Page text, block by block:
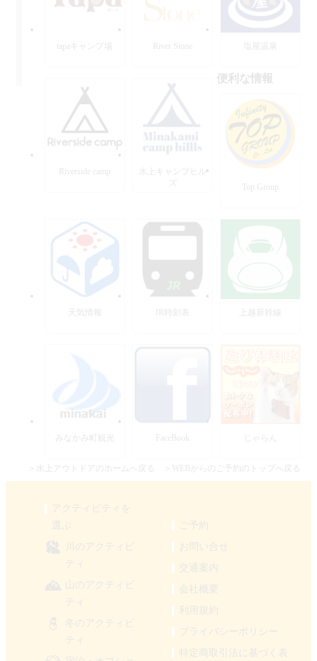
tapaキャンプ場 River Stone 塩屋温泉
Riverside camp
水上キャンプヒル
便利な情報
Top Group
天気情報 JR時刻表
みなかみ町観光 FaceBook じゃらん
＞水上アウトドアのホームへ戻る ＞WEBからのご予約のトップへ戻る
アクティビティを
川のアクティビ
ティ
山のアクティビ
ティ
冬のアクティビ
ティ
ご予約
お問い合せ
交通案内
会社概要
利用規約
プライバシーポリシー
特定商取引法に基づく表